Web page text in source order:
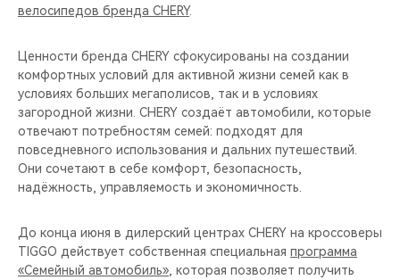
велосипедов бренда CHERY.
Ценности бренда CHERY сфокусированы на создании
комфортных условий для активной жизни семей как в
условиях больших мегаполисов, так и в условиях
загородной жизни. CHERY создаёт автомобили, которые
отвечают потребностям семей: подходят для
повседневного использования и дальних путешествий.
Они сочетают в себе комфорт, безопасность,
надёжность, управляемость и экономичность.
До конца июня в дилерский центрах CHERY на кроссоверы
TIGGO действует собственная специальная программа
«Семейный автомобиль» , которая позволяет получить